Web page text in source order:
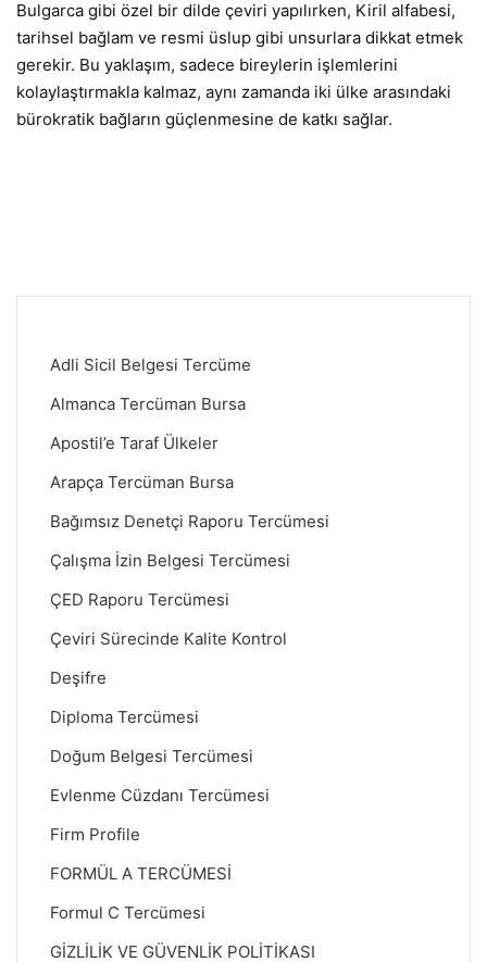
Bulgarca gibi özel bir dilde çeviri yapılırken, Kiril alfabesi,
tarihsel bağlam ve resmi üslup gibi unsurlara dikkat etmek
gerekir. Bu yaklaşım, sadece bireylerin işlemlerini
kolaylaştırmakla kalmaz, aynı zamanda iki ülke arasındaki
bürokratik bağların güçlenmesine de katkı sağlar.
Adli Sicil Belgesi Tercüme
Almanca Tercüman Bursa
Apostil’e Taraf Ülkeler
Arapça Tercüman Bursa
Bağımsız Denetçi Raporu Tercümesi
Çalışma İzin Belgesi Tercümesi
ÇED Raporu Tercümesi
Çeviri Sürecinde Kalite Kontrol
Deşifre
Diploma Tercümesi
Doğum Belgesi Tercümesi
Evlenme Cüzdanı Tercümesi
Firm Profile
FORMÜL A TERCÜMESİ
Formul C Tercümesi
GİZLİLİK VE GÜVENLİK POLİTİKASI